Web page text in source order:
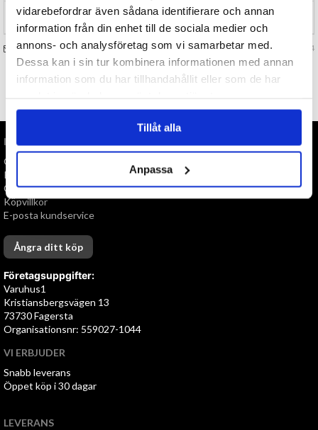
vidarebefordrar även sådana identifierare och annan
information från din enhet till de sociala medier och
annons- och analysföretag som vi samarbetar med.
Dessa kan i sin tur kombinera informationen med annan
information som du har tillhandahållit eller som de har
Tillåt alla
Anpassa
TIPSA
FRÅGA OSS OM VARAN Art. nr 130964
INFORMATION
Om oss
Personuppgiftspolicy
Cookies
Köpvillkor
E-posta kundservice
Ångra ditt köp
Företagsuppgifter:
Varuhus1
Kristiansbergsvägen 13
73730 Fagersta
Organisationsnr: 559027-1044
VI ERBJUDER
Snabb leverans
Öppet köp i 30 dagar
LEVERANS